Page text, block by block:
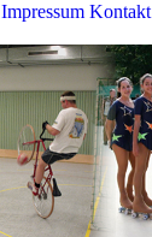
Impressum Kontakt